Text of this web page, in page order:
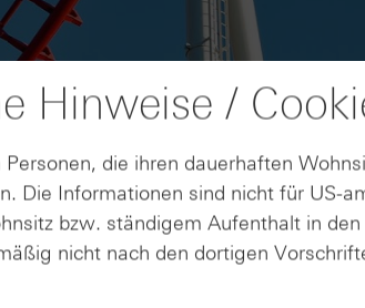
Hinweise /
die ihren dauerhaften
Die Informationen sind nicht für US-
bzw. ständigem Aufenthalt in
nicht nach den dortigen